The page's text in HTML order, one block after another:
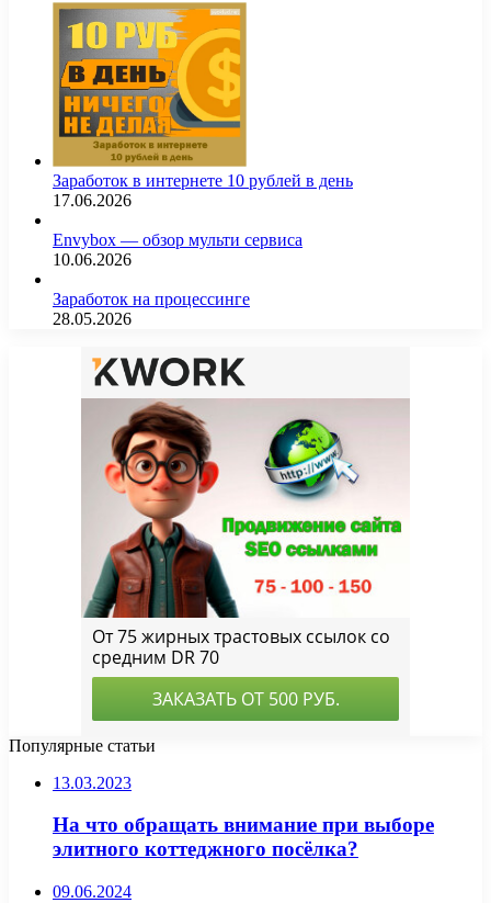
Заработок в интернете 10 рублей в день
17.06.2026
Envybox — обзор мульти сервиса
10.06.2026
Заработок на процессинге
28.05.2026
Популярные статьи
13.03.2023
На что обращать внимание при выборе
элитного коттеджного посёлка?
09.06.2024